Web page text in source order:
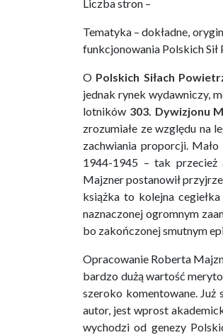
Liczba stron –
Tematyka – dokładne,
funkcjonowania Polskich
O Polskich Siłach
jednak rynek wydawniczy,
lotników 303. Dywizjonu
zrozumiałe ze względu na
zachwiania proporcji.
1944-1945 – tak przecież
Majzner postanowił
książka to kolejna
naznaczonej ogromnym
bo zakończonej smutnym
Opracowanie Roberta
bardzo dużą wartość
szeroko komentowane. Już
autor, jest wprost
wychodzi od genezy